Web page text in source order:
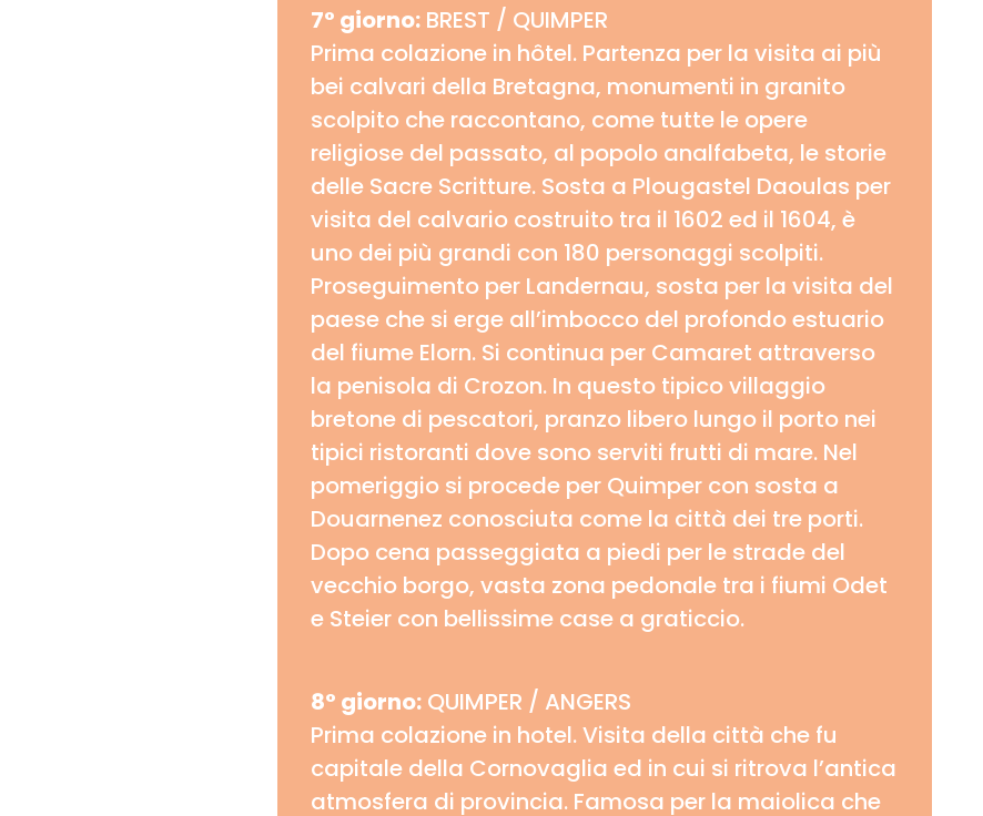
7° giorno: BREST / QUIMPER
Prima colazione in hôtel. Partenza per la visita ai più
bei calvari della Bretagna, monumenti in granito
scolpito che raccontano, come tutte le opere
religiose del passato, al popolo analfabeta, le storie
delle Sacre Scritture. Sosta a Plougastel Daoulas per
visita del calvario costruito tra il 1602 ed il 1604, è
uno dei più grandi con 180 personaggi scolpiti.
Proseguimento per Landernau, sosta per la visita del
paese che si erge all’imbocco del profondo estuario
del fiume Elorn. Si continua per Camaret attraverso
la penisola di Crozon. In questo tipico villaggio
bretone di pescatori, pranzo libero lungo il porto nei
tipici ristoranti dove sono serviti frutti di mare. Nel
pomeriggio si procede per Quimper con sosta a
Douarnenez conosciuta come la città dei tre porti.
Dopo cena passeggiata a piedi per le strade del
vecchio borgo, vasta zona pedonale tra i fiumi Odet
e Steier con bellissime case a graticcio.
8° giorno: QUIMPER / ANGERS
Prima colazione in hotel. Visita della città che fu
capitale della Cornovaglia ed in cui si ritrova l’antica
atmosfera di provincia. Famosa per la maiolica che